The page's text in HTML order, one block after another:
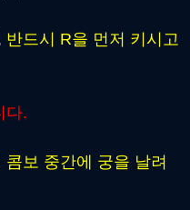
반드시 R을 먼저 키시고
다.
콤보 중간에 궁을 날려